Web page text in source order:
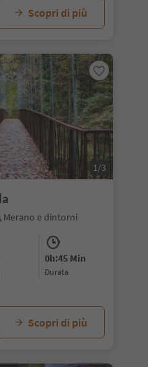
Scopri di più
1/3
Merano e dintorni
0h:45 Min
durata
Scopri di più